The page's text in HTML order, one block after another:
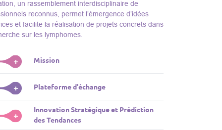
un rassemblement interdisciplinaire de
reconnus, permet l’émergence d’idées
et facilite la réalisation de projets concrets dans
sur les lymphomes.
+ Mission
Tank initie des projets, façonne des initiatives de
des porteurs et promeut l’unité parmi les
du consortium, jouant ainsi un rôle essentiel
promotion de la recherche sur les lymphomes.
+ Plateforme d'échange
Tank sert de plateforme dynamique pour
des plateformes technologiques et des
+
Innovation Stratégique et Prédiction
des Tendances